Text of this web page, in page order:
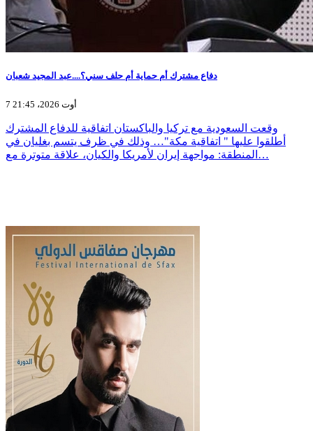
دفاع مشترك أم حماية أم حلف سني؟....عبد المجيد شعبان
7 أوت 2026، 21:45
وقعت السعودية مع تركيا والباكستان اتفاقية للدفاع المشترك
أطلقوا عليها " اتفاقية مكة"… وذلك في ظرف يتسم بغليان في
المنطقة: مواجهة إيران لأمريكا والكيان، علاقة متوترة مع…